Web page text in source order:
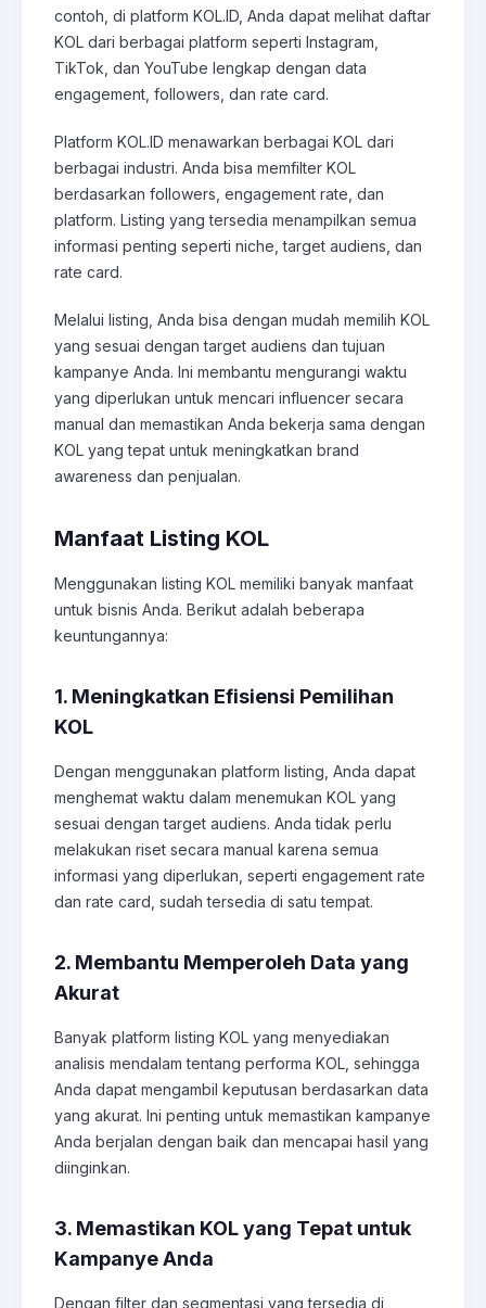
contoh, di platform KOL.ID, Anda dapat melihat daftar
KOL dari berbagai platform seperti Instagram,
TikTok, dan YouTube lengkap dengan data
engagement, followers, dan rate card.
Platform KOL.ID menawarkan berbagai KOL dari
berbagai industri. Anda bisa memfilter KOL
berdasarkan followers, engagement rate, dan
platform. Listing yang tersedia menampilkan semua
informasi penting seperti niche, target audiens, dan
rate card.
Melalui listing, Anda bisa dengan mudah memilih KOL
yang sesuai dengan target audiens dan tujuan
kampanye Anda. Ini membantu mengurangi waktu
yang diperlukan untuk mencari influencer secara
manual dan memastikan Anda bekerja sama dengan
KOL yang tepat untuk meningkatkan brand
awareness dan penjualan.
Manfaat Listing KOL
Menggunakan listing KOL memiliki banyak manfaat
untuk bisnis Anda. Berikut adalah beberapa
keuntungannya:
1. Meningkatkan Efisiensi Pemilihan
KOL
Dengan menggunakan platform listing, Anda dapat
menghemat waktu dalam menemukan KOL yang
sesuai dengan target audiens. Anda tidak perlu
melakukan riset secara manual karena semua
informasi yang diperlukan, seperti engagement rate
dan rate card, sudah tersedia di satu tempat.
2. Membantu Memperoleh Data yang
Akurat
Banyak platform listing KOL yang menyediakan
analisis mendalam tentang performa KOL, sehingga
Anda dapat mengambil keputusan berdasarkan data
yang akurat. Ini penting untuk memastikan kampanye
Anda berjalan dengan baik dan mencapai hasil yang
diinginkan.
3. Memastikan KOL yang Tepat untuk
Kampanye Anda
Dengan filter dan segmentasi yang tersedia di